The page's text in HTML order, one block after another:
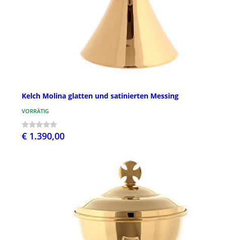
Kelch Molina glatten und satinierten Messing
VORRÄTIG
€ 1.390,00